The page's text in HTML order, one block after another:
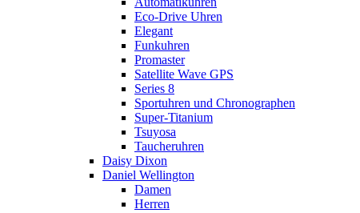
Eco-Drive Uhren
Elegant
Funkuhren
Promaster
Satellite Wave GPS
Series 8
Sportuhren und Chronographen
Super-Titanium
Tsuyosa
Taucheruhren
Daisy Dixon
Daniel Wellington
Damen
Herren